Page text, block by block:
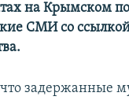
на Крымском
СМИ со
что задержанные